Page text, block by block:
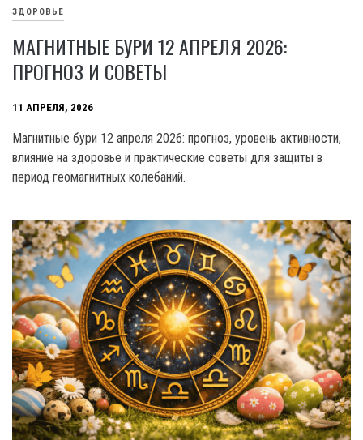
ЗДОРОВЬЕ
МАГНИТНЫЕ БУРИ 12 АПРЕЛЯ 2026:
ПРОГНОЗ И СОВЕТЫ
11 АПРЕЛЯ, 2026
Магнитные бури 12 апреля 2026: прогноз, уровень активности,
влияние на здоровье и практические советы для защиты в
период геомагнитных колебаний.